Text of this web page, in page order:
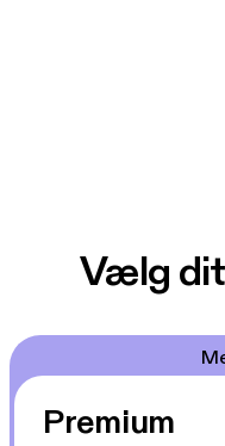
Vælg
Premium